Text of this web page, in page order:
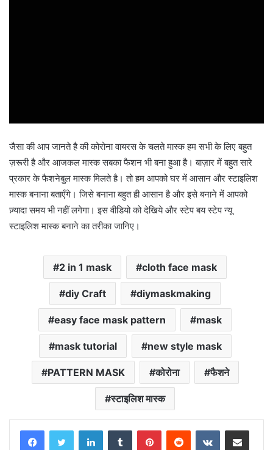
जैसा की आप जानते है की कोरोना वायरस के चलते मास्क हम सभी के लिए बहुत
ज़रूरी है और आजकल मास्क सबका फैशन भी बना हुआ है। बाज़ार में बहुत सारे
प्रकार के फैशनेबुल मास्क मिलते है। तो हम आपको घर में आसान और स्टाइलिश
मास्क बनाना बताएँगे। जिसे बनाना बहुत ही आसान है और इसे बनाने में आपको
ज़्यादा समय भी नहीं लगेगा। इस वीडियो को देखिये और स्टेप बय स्टेप न्यू
स्टाइलिश मास्क बनाने का तरीका जानिए।
2 in 1 mask cloth face mask
diy Craft diymaskmaking
easy face mask pattern mask
mask tutorial new style mask
PATTERN MASK कोरोना फैशने
स्टाइलिश मास्क
LinkedInTumblr PinterestReddit VKontakteShare via Email